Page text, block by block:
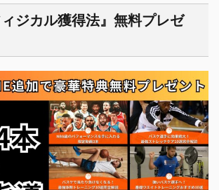
ィジカル獲得法』無料プレゼ